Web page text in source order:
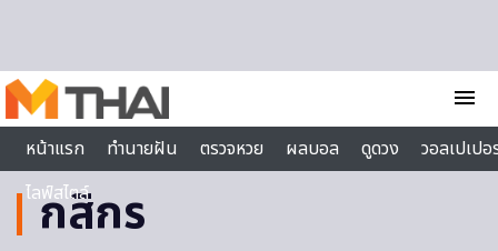
menu
หน้าแรก
ทำนายฝัน ตรวจหวย ผลบอล ดูดวง
วอลเปเป
ไลฟ์สไตล์
กสิกร